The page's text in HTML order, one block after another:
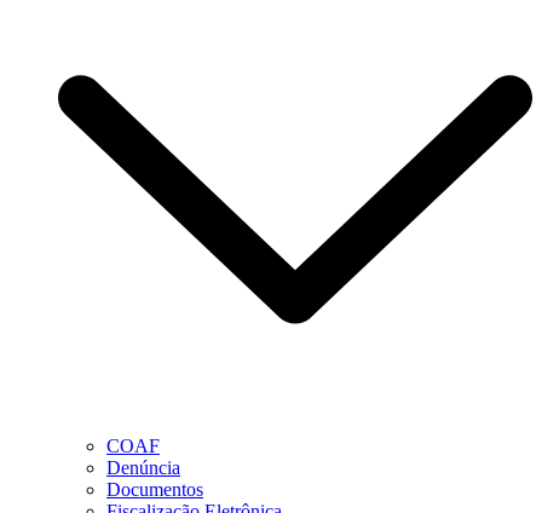
COAF
Denúncia
Documentos